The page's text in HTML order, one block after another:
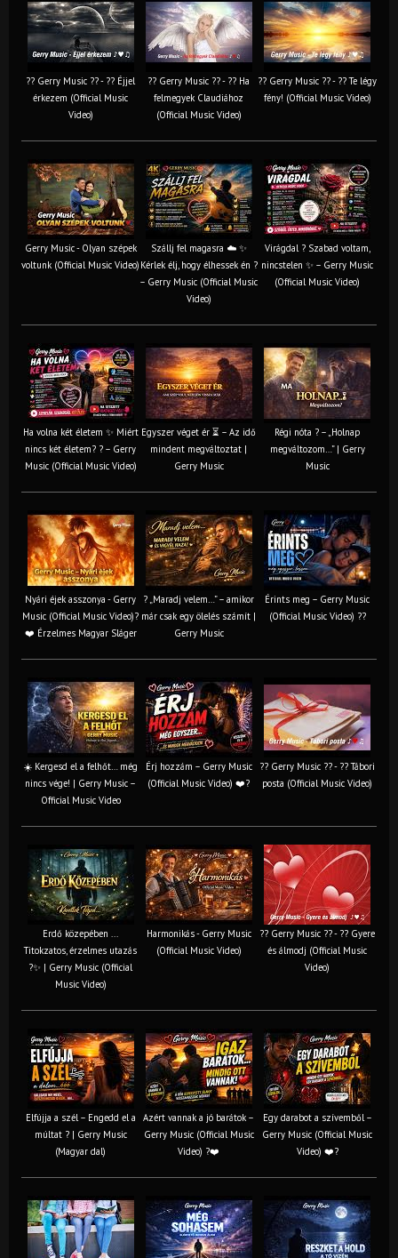
?? Gerry Music ?? - ?? Éjjel
érkezem (Official Music
Video)
?? Gerry Music ?? - ?? Ha
felmegyek Claudiához
(Official Music Video)
?? Gerry Music ?? - ?? Te légy
fény! (Official Music Video)
Gerry Music - Olyan szépek
voltunk (Official Music Video)
Szállj fel magasra ☁️ ✨
Kérlek élj, hogy élhessek én ?
– Gerry Music (Official Music
Video)
Virágdal ? Szabad voltam,
nincstelen ✨ – Gerry Music
(Official Music Video)
Ha volna két életem ✨ Miért
nincs két életem? ? – Gerry
Music (Official Music Video)
Egyszer véget ér ⏳ – Az idő
mindent megváltoztat |
Gerry Music
Régi nóta ? – „Holnap
megváltozom…” | Gerry
Music
Nyári éjek asszonya - Gerry
Music (Official Music Video)?
❤️ Érzelmes Magyar Sláger
? „Maradj velem…” – amikor
már csak egy ölelés számít |
Gerry Music
Érints meg – Gerry Music
(Official Music Video) ??
☀️ Kergesd el a felhőt… még
nincs vége! | Gerry Music –
Official Music Video
Érj hozzám – Gerry Music
(Official Music Video) ❤️?
?? Gerry Music ?? - ?? Tábori
posta (Official Music Video)
Erdő közepében ...
Titokzatos, érzelmes utazás
?✨ | Gerry Music (Official
Music Video)
Harmonikás - Gerry Music
(Official Music Video)
?? Gerry Music ?? - ?? Gyere
és álmodj (Official Music
Video)
Elfújja a szél – Engedd el a
múltat ? | Gerry Music
(Magyar dal)
Azért vannak a jó barátok –
Gerry Music (Official Music
Video) ?❤️
Egy darabot a szívemből –
Gerry Music (Official Music
Video) ❤️?